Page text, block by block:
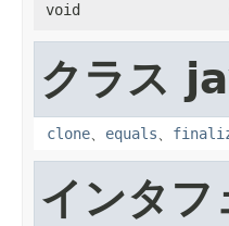
void
クラス
clone、 equals、
インタ